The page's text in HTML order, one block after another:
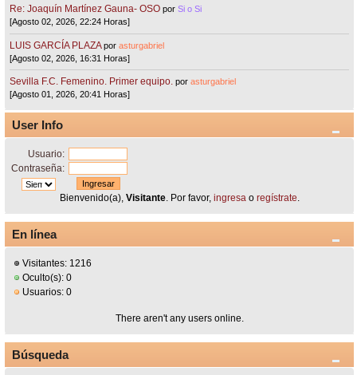
Re: Joaquín Martínez Gauna- OSO porSi o Si
[Agosto 02, 2026, 22:24 Horas]
LUIS GARCÍA PLAZA porasturgabriel
[Agosto 02, 2026, 16:31 Horas]
Sevilla F.C. Femenino. Primer equipo. porasturgabriel
[Agosto 01, 2026, 20:41 Horas]
User Info
Usuario:
Contraseña:
Bienvenido(a), Visitante. Por favor, ingresao regístrate.
En línea
Visitantes: 1216
Oculto(s): 0
Usuarios: 0
There aren't any users online.
Búsqueda